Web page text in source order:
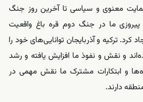
معنوی و سیاسی تا آخرین روز جنگ
پیروزی ما در جنگ دوم قره باغ واقعیت
کرد. ترکیه و آذربایجان توانایی‌های خود را
و نقش و نفوذ ما افزایش یافته و رشد
و ابتکارات مشترک ما نقش مهمی در
دارند.